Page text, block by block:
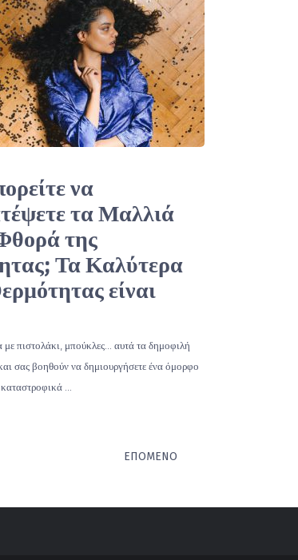
να
τα Μαλλιά
της
Τα Καλύτερα
είναι
πιστολάκι, μπούκλες… αυτά τα δημοφιλή
σας βοηθούν να δημιουργήσετε ένα όμορφο
καταστροφικά …
ΕΠΌΜΕΝΟ